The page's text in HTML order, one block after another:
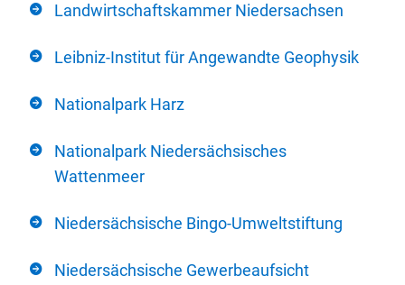
Landwirtschaftskammer Niedersachsen
Leibniz-Institut für Angewandte Geophysik
Nationalpark Harz
Nationalpark Niedersächsisches
Wattenmeer
Niedersächsische Bingo-Umweltstiftung
Niedersächsische Gewerbeaufsicht